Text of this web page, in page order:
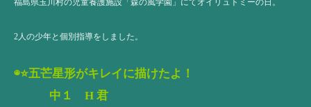
2人の少年と個別指導をしました。
◉⭐️五芒星形がキレイに描けたよ！
中１ H 君